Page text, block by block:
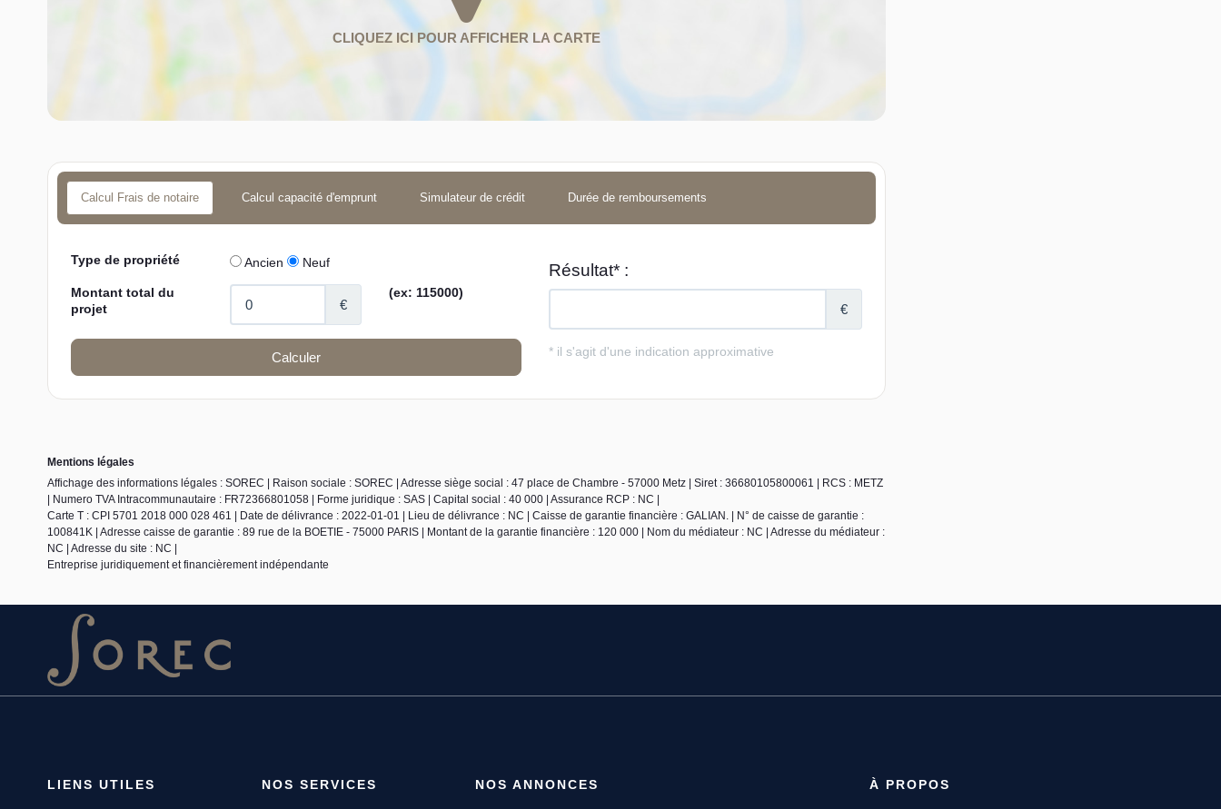
Calcul Frais de notaire Calcul capacité d'emprunt Simulateur de crédit Durée de remboursements
Mentions légales
Affichage des informations légales : SOREC | Raison sociale : SOREC | Adresse siège social : 47 place de Chambre - 57000 Metz | Siret : 36680105800061 | RCS : METZ
| Numero TVA Intracommunautaire : FR72366801058 | Forme juridique : SAS | Capital social : 40 000 | Assurance RCP : NC |
Carte T : CPI 5701 2018 000 028 461 | Date de délivrance : 2022-01-01 | Lieu de délivrance : NC | Caisse de garantie financière : GALIAN. | N° de caisse de garantie :
100841K | Adresse caisse de garantie : 89 rue de la BOETIE - 75000 PARIS | Montant de la garantie financière : 120 000 | Nom du médiateur : NC | Adresse du médiateur :
NC | Adresse du site : NC |
Entreprise juridiquement et financièrement indépendante
LIENS UTILES NOS SERVICES NOS ANNONCES À PROPOS